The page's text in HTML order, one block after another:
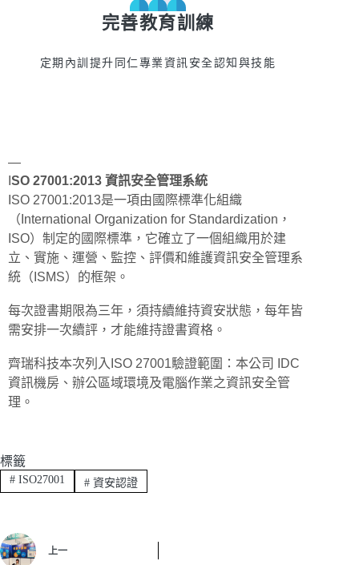
完善教育訓練
定期內訓提升同仁專業資訊安全認知與技能
—
SO 27001:2013 資訊安全管理系統
ISO 27001:2013是一項由國際標準化組織
（International Organization for Standardization，
ISO）制定的國際標準，它確立了一個組織用於建
立、實施、運營、監控、評價和維護資訊安全管理系
統（ISMS）的框架。
每次證書期限為三年，須持續維持資安狀態，每年皆
需安排一次續評，才能維持證書資格。
齊瑞科技本次列入ISO 27001驗證範圍：本公司 IDC
資訊機房、辦公區域環境及電腦作業之資訊安全管
理。
標籤
#ISO27001 #資安認證
上一